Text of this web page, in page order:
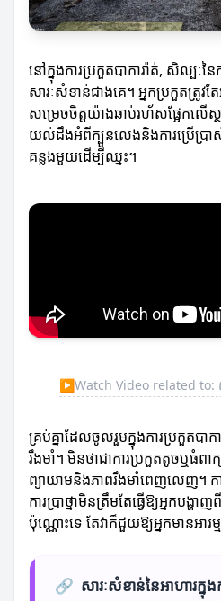
នៅក្នុងការប្រកួតបាការ៉ាត់, សិល្បៈនៃក
សារៈសំខាន់ជាងគេ។ អ្នកប្រកួតត្រូវតែ
សម្រេចចិត្តយ៉ាងឆាប់រហ័សផ្អែកលើស្
យល់ដឹងអំពីក្បួនលេងនិងការប្រើប្រាស់
គន្លងមួយដើម្បីឈ្នះ។
▶Watch Video related to: សិ
គ្រប់គ្នាដែលចូលរួមក្នុងការប្រកួតបាក
រឹងមាំ។ មិនថាជាការប្រកួតតូចឬធំពា
ព្យាយាមនិងភាពរឹងមាំពេញលេញ។ កា
ការប្រាថ្នាមិនត្រឹមតែធ្វើឱ្យអ្នកបង្ហ
ប៉ុណ្ណោះទេ តែវាក៏ជួយឱ្យអ្នកមានអ
🔗 សារៈសំខាន់នៃអាហារក្នុង